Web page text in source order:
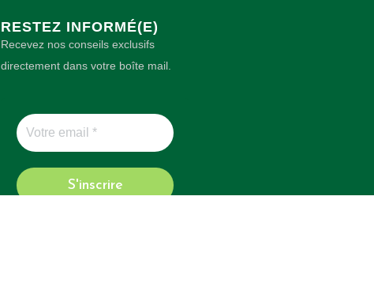
RESTEZ INFORMÉ(E)
Recevez nos conseils exclusifs
directement dans votre boîte mail.